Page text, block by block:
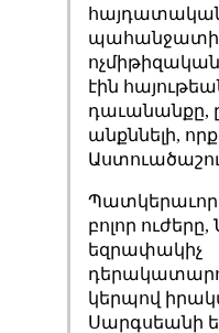
էին
դաւանանքը,
անքննելի,
Պատկերաւոր
բոլոր
եզրափակիչ
կերպով
Սարգսեանի